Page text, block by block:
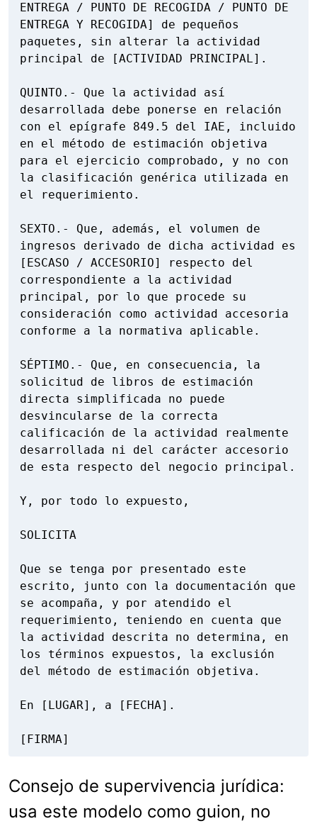
ENTREGA / PUNTO DE RECOGIDA / PUNTO DE
ENTREGA Y RECOGIDA] de pequeños
paquetes, sin alterar la actividad
principal de [ACTIVIDAD PRINCIPAL].
QUINTO.- Que la actividad así
desarrollada debe ponerse en relación
con el epígrafe 849.5 del IAE, incluido
en el método de estimación objetiva
para el ejercicio comprobado, y no con
la clasificación genérica utilizada en
el requerimiento.
SEXTO.- Que, además, el volumen de
ingresos derivado de dicha actividad es
[ESCASO / ACCESORIO] respecto del
correspondiente a la actividad
principal, por lo que procede su
consideración como actividad accesoria
conforme a la normativa aplicable.
SÉPTIMO.- Que, en consecuencia, la
solicitud de libros de estimación
directa simplificada no puede
desvincularse de la correcta
calificación de la actividad realmente
desarrollada ni del carácter accesorio
de esta respecto del negocio principal.
Y, por todo lo expuesto,
SOLICITA
Que se tenga por presentado este
escrito, junto con la documentación que
se acompaña, y por atendido el
requerimiento, teniendo en cuenta que
la actividad descrita no determina, en
los términos expuestos, la exclusión
del método de estimación objetiva.
En [LUGAR], a [FECHA].
[FIRMA]
Consejo de supervivencia jurídica:
usa este modelo como guion, no